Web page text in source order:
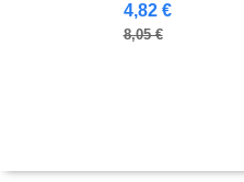
4,82 €
8,05 €